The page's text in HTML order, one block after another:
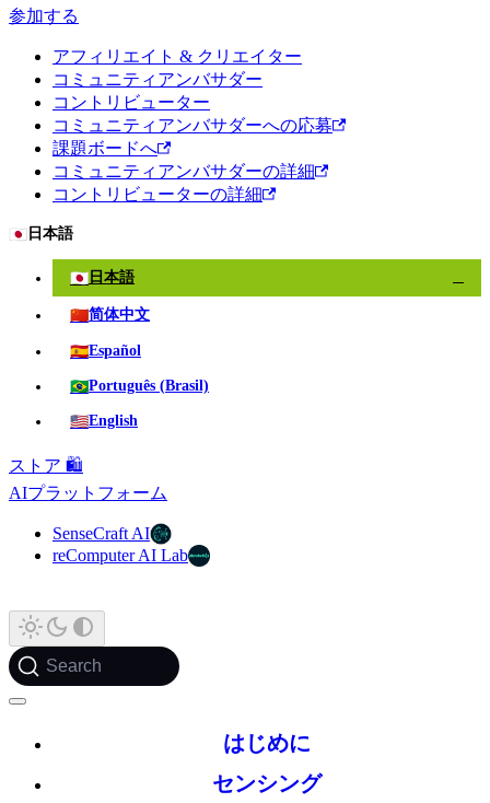
参加する
アフィリエイト & クリエイター
コミュニティアンバサダー
コントリビューター
コミュニティアンバサダーへの応募
課題ボードへ
コミュニティアンバサダーの詳細
コントリビューターの詳細
🇯🇵 日本語
🇯🇵 日本語
🇨🇳简体中文
🇪🇸Español
🇧🇷Português (Brasil)
🇺🇸English
ストア 🛍️
AIプラットフォーム
SenseCraft AI
reComputer AI Lab
Search
はじめに
センシング